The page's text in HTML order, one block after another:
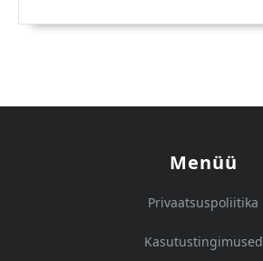
Menüü
Privaatsuspoliitika
Kasutustingimused